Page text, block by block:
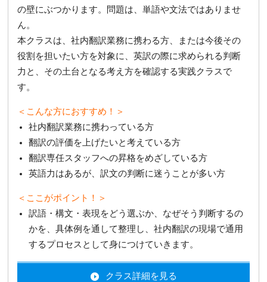
の壁にぶつかります。問題は、単語や文法ではありませ
ん。
本クラスは、社内翻訳業務に携わる方、または今後その
役割を担いたい方を対象に、英訳の際に求められる判断
力と、その土台となる考え方を確認する実践クラスで
す。
＜こんな方におすすめ！＞
社内翻訳業務に携わっている方
翻訳の評価を上げたいと考えている方
翻訳専任スタッフへの昇格をめざしている方
英語力はあるが、訳文の判断に迷うことが多い方
＜ここがポイント！＞
訳語・構文・表現をどう選ぶか、なぜそう判断するの
かを、具体例を通して整理し、社内翻訳の現場で通用
するプロセスとして身につけていきます。
クラス詳細を見る